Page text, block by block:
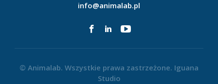
info@animalab.pl
© Animalab. Wszystkie prawa zastrzeżone. Iguana
Studio